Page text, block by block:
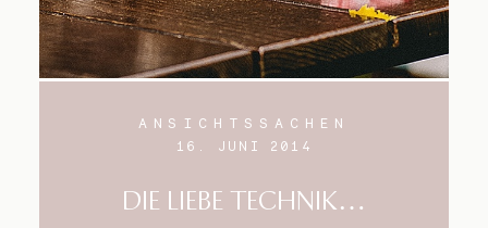
ANSICHTSSACHEN
16. JUNI 2014
DIE LIEBE TECHNIK…